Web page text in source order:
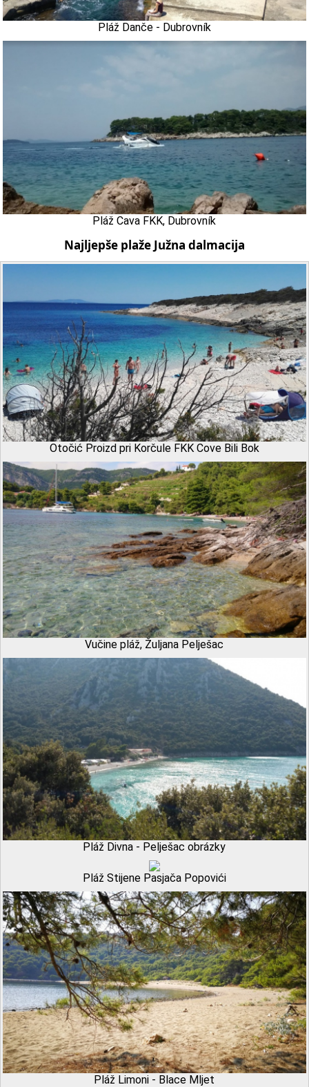
Pláž Danče - Dubrovník
Pláž Cava FKK, Dubrovník
Najljepše plaže Južna dalmacija
Otočić Proizd pri Korčule FKK Cove Bili Bok
Vučine pláž, Žuljana Pelješac
Pláž Divna - Pelješac obrázky
Pláž Stijene Pasjača Popovići
Pláž Limoni - Blace Mljet